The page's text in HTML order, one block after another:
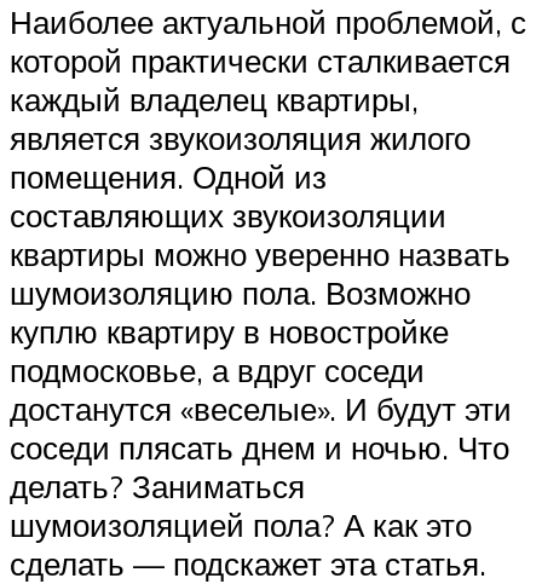
Наиболее актуальной проблемой, с
которой практически сталкивается
каждый владелец квартиры,
является звукоизоляция жилого
помещения. Одной из
составляющих звукоизоляции
квартиры можно уверенно назвать
шумоизоляцию пола. Возможно
куплю квартиру в новостройке
подмосковье, а вдруг соседи
достанутся «веселые». И будут эти
соседи плясать днем и ночью. Что
делать? Заниматься
шумоизоляцией пола? А как это
сделать — подскажет эта статья.